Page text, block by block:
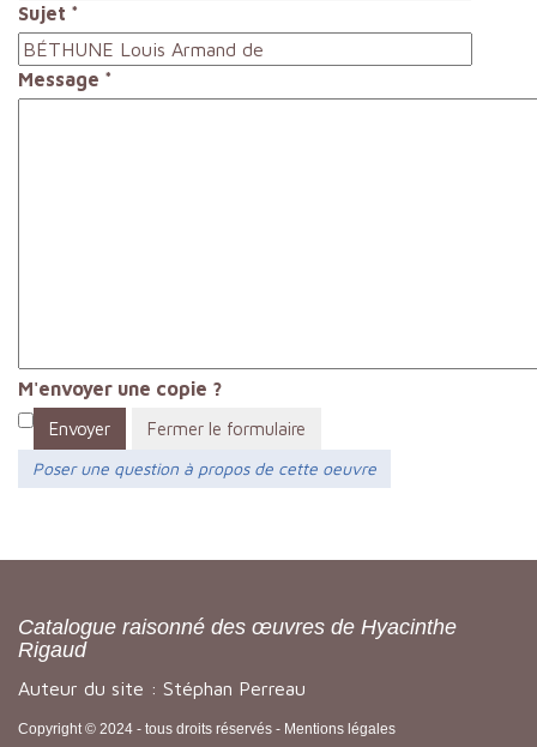
Sujet *
Message *
M'envoyer une copie ?
Envoyer
Fermer le formulaire
Poser une question à propos de cette oeuvre
Catalogue raisonné des œuvres de Hyacinthe
Rigaud
Auteur du site : Stéphan Perreau
Copyright © 2024 - tous droits réservés - Mentions légales